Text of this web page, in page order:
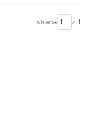
strana z 1